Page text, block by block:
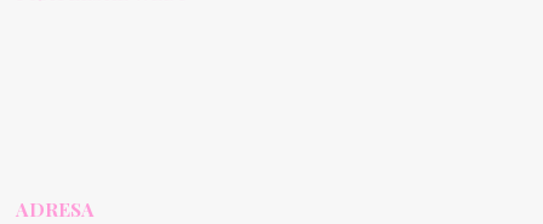
ADRESA